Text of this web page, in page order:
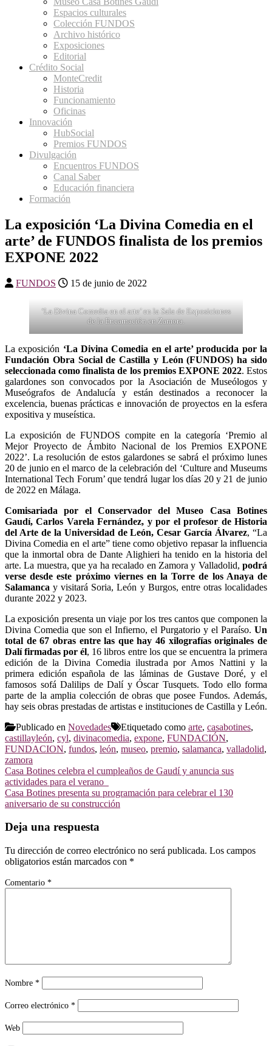
Espacios culturales
Colección FUNDOS
Archivo histórico
Exposiciones
Editorial
Crédito Social
MonteCredit
Historia
Funcionamiento
Oficinas
Innovación
HubSocial
Premios FUNDOS
Divulgación
Encuentros FUNDOS
Canal Saber
Educación financiera
Formación
La exposición ‘La Divina Comedia en el
arte’ de FUNDOS finalista de los premios
EXPONE 2022
FUNDOS 15 de junio de 2022
‘La Divina Comedia en el arte’ en la Sala de Exposiciones
de la Encarnación en Zamora.
La exposición ‘La Divina Comedia en el arte’ producida por la
Fundación Obra Social de Castilla y León (FUNDOS) ha sido
seleccionada como finalista de los premios EXPONE 2022. Estos
galardones son convocados por la Asociación de Museólogos y
Museógrafos de Andalucía y están destinados a reconocer la
excelencia, buenas prácticas e innovación de proyectos en la esfera
expositiva y museística.
La exposición de FUNDOS compite en la categoría ‘Premio al
Mejor Proyecto de Ámbito Nacional de los Premios EXPONE
2022’. La resolución de estos galardones se sabrá el próximo lunes
20 de junio en el marco de la celebración del ‘Culture and Museums
International Tech Forum’ que tendrá lugar los días 20 y 21 de junio
de 2022 en Málaga.
Comisariada por el Conservador del Museo Casa Botines
Gaudí, Carlos Varela Fernández, y por el profesor de Historia
del Arte de la Universidad de León, Cesar García Álvarez, “La
Divina Comedia en el arte” tiene como objetivo repasar la influencia
que la inmortal obra de Dante Alighieri ha tenido en la historia del
arte. La muestra, que ya ha recalado en Zamora y Valladolid, podrá
verse desde este próximo viernes en la Torre de los Anaya de
Salamanca y visitará Soria, León y Burgos, entre otras localidades
durante 2022 y 2023.
La exposición presenta un viaje por los tres cantos que componen la
Divina Comedia que son el Infierno, el Purgatorio y el Paraíso. Un
total de 67 obras entre las que hay 46 xilografías originales de
Dalí firmadas por él, 16 libros entre los que se encuentra la primera
edición de la Divina Comedia ilustrada por Amos Nattini y la
primera edición española de las láminas de Gustave Doré, y el
famosos sofá Dalilips de Dalí y Óscar Tusquets. Todo ello forma
parte de la amplia colección de obras que posee Fundos. Además,
hay seis obras prestadas de artistas e instituciones de Castilla y León.
Publicado en Novedades Etiquetado como arte, casabotines,
castillayleón, cyl, divinacomedia, expone, FUNDACIÓN,
FUNDACION, fundos, león, museo, premio, salamanca, valladolid,
zamora
Navegación
de
entradas
Casa Botines celebra el cumpleaños de Gaudí y anuncia sus
actividades para el verano
Casa Botines presenta su programación para celebrar el 130
aniversario de su construcción
Deja una respuesta
Tu dirección de correo electrónico no será publicada. Los campos
obligatorios están marcados con *
Comentario *
Nombre *
Correo electrónico *
Web